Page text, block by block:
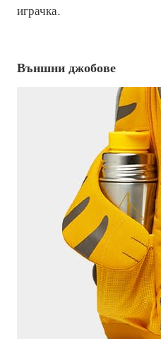
играчка.
Външни джобове